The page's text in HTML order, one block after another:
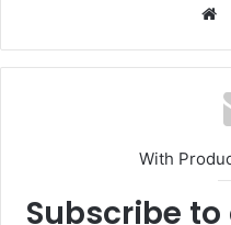
With
Subscribe